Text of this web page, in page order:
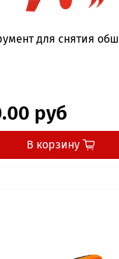
для снятия
руб
В корзину